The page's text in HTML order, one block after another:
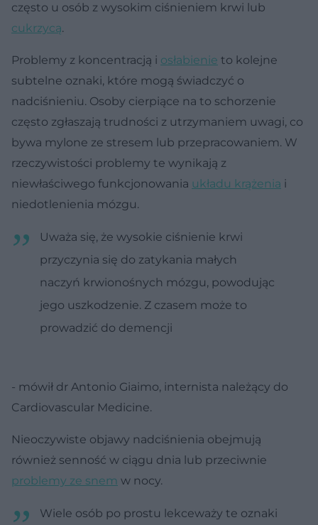
często u osób z wysokim ciśnieniem krwi lub
cukrzycą.
Problemy z koncentracją i osłabienie to kolejne
subtelne oznaki, które mogą świadczyć o
nadciśnieniu. Osoby cierpiące na to schorzenie
często zgłaszają trudności z utrzymaniem uwagi, co
bywa mylone ze stresem lub przepracowaniem. W
rzeczywistości problemy te wynikają z
niewłaściwego funkcjonowania układu krążenia i
niedotlenienia mózgu.
Uważa się, że wysokie ciśnienie krwi
przyczynia się do zatykania małych
naczyń krwionośnych mózgu, powodując
jego uszkodzenie. Z czasem może to
prowadzić do demencji
- mówił dr Antonio Giaimo, internista należący do
Cardiovascular Medicine.
Nieoczywiste objawy nadciśnienia obejmują
również senność w ciągu dnia lub przeciwnie
problemy ze snem w nocy.
Wiele osób po prostu lekceważy te oznaki